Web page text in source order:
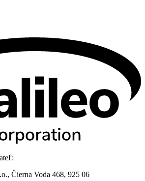
Čierna Voda 468, 925 06